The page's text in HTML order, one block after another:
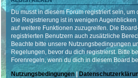
Du musst in diesem Forum registriert sein, um
Die Registrierung ist in wenigen
auf weitere Funktionen zuzugreifen. Die
registrierten Benutzern auch zusätzliche
Beachte bitte unsere Nutzungsbedingungen
Regelungen, bevor du dich registrierst. Bitte
Forenregeln, wenn du dich in diesem Board
Nutzungsbedingungen |